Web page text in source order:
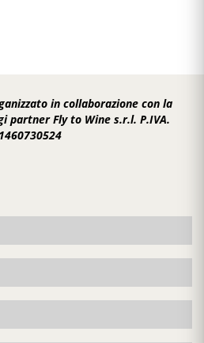
in collaborazione con la
partner Fly to Wine s.r.l. P.IVA.